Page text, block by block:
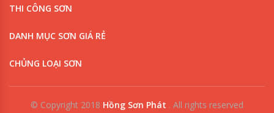
THI CÔNG SƠN
DANH MỤC SƠN GIÁ RẺ
CHỦNG LOẠI SƠN
© Copyright 2018 Hồng Sơn Phát . All rights reserved